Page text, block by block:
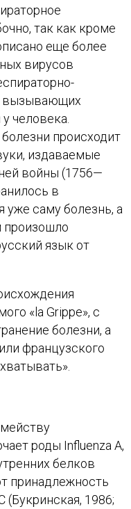
так как кроме
еще более
вирусов
вызывающих
человека.
происходит
издаваемые
войны (1756—
в
уже саму болезнь, а
произошло
язык от
«la Grippe», с
болезни, а
французского
роды Influenza A,
белков
принадлежность
(Букринская, 1986;